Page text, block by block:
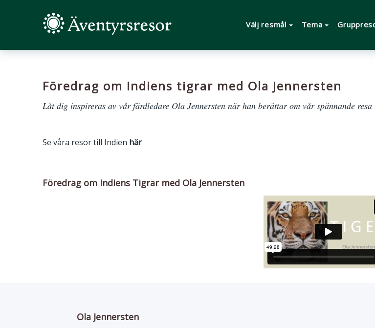
Välj resmål Tema
Föredrag om Indiens tigrar med Ola Jennersten
Låt dig inspireras av vår färdledare Ola Jennersten när han berättar om vår spännande
Se våra resor till Indien här
Föredrag om Indiens Tigrar med Ola Jennersten
Ola Jennersten